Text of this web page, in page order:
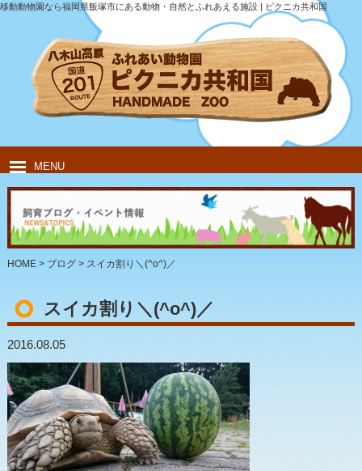
移動動物園なら福岡県飯塚市にある動物・自然とふれあえる施設 | ピクニカ共和国
MENU
HOME ピクニカ共和国について 動物紹介 移動動物園
飲食・キャンプ 団体のお客様
HOME> ブログ> スイカ割り＼(^o^)／
スイカ割り＼(^o^)／
2016.08.05